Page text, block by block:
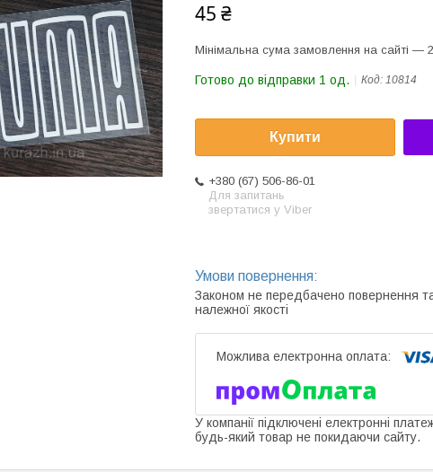
45 ₴
Мінімальна сума замовлення на сайті —
Готово до відправки 1 од. Код: 10814
Купити
+380 (67) 506-86-01
Для запитань
звертатися у Viber
Законом не передбачено повернення
належної якості
У компанії підключені електронні
будь-який товар не покидаючи сайту.